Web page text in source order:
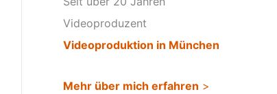
Videoproduzent
Videoproduktion in München
Mehr über mich erfahren >